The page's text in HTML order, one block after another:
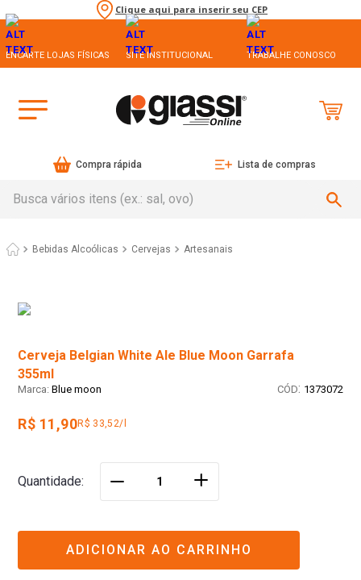
Clique aqui para inserir seu CEP
ENCARTE LOJAS FÍSICAS SITE INSTITUCIONAL TRABALHE CONOSCO
Compra rápida Lista de compras
Bebidas Alcoólicas Cervejas Artesanais
Cerveja Belgian White Ale Blue Moon Garrafa
355ml
Blue moon : 1373072
R$ 11,90R$ 33,52/l
Quantidade ＋
ADICIONAR AO CARRINHO